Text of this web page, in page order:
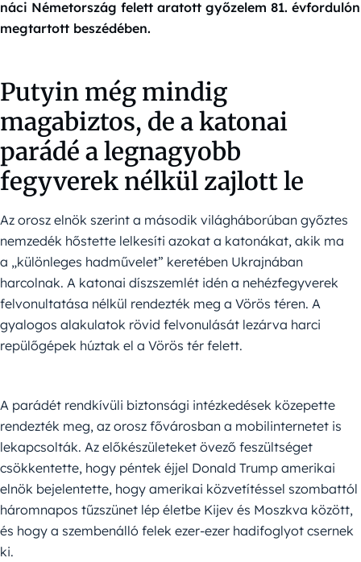
náci Németország felett aratott győzelem 81. évfordulón
megtartott beszédében.
Putyin még mindig
magabiztos, de a katonai
parádé a legnagyobb
fegyverek nélkül zajlott le
Az orosz elnök szerint a második világháborúban győztes
nemzedék hőstette lelkesíti azokat a katonákat, akik ma
a „különleges hadművelet” keretében Ukrajnában
harcolnak. A katonai díszszemlét idén a nehézfegyverek
felvonultatása nélkül rendezték meg a Vörös téren. A
gyalogos alakulatok rövid felvonulását lezárva harci
repülőgépek húztak el a Vörös tér felett.
A parádét rendkívüli biztonsági intézkedések közepette
rendezték meg, az orosz fővárosban a mobilinternetet is
lekapcsolták. Az előkészületeket övező feszültséget
csökkentette, hogy péntek éjjel Donald Trump amerikai
elnök bejelentette, hogy amerikai közvetítéssel szombattól
háromnapos tűzszünet lép életbe Kijev és Moszkva között,
és hogy a szembenálló felek ezer-ezer hadifoglyot csernek
ki.